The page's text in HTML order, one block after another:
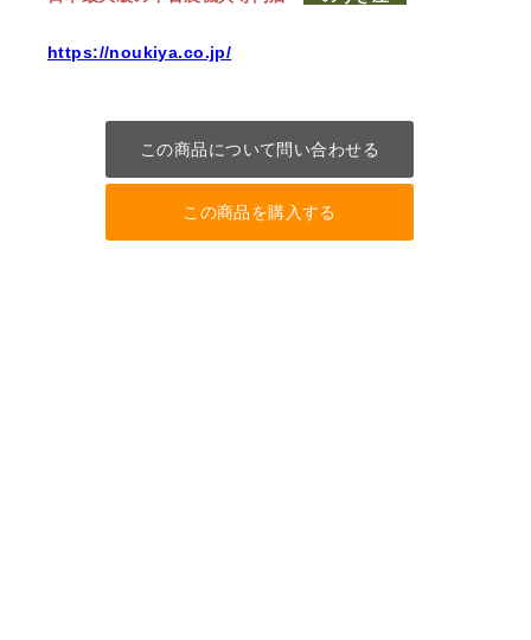
https://noukiya.co.jp/
この商品について問い合わせる
この商品を購入する